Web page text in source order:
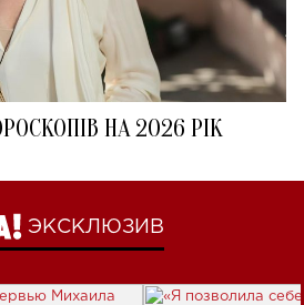
НА 2026 РІК
ЭКСКЛЮЗИВ